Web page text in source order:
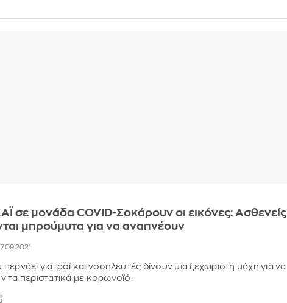
σε μονάδα COVID-Σοκάρουν οι εικόνες: Ασθενείς
μπρούμυτα για να αναπνέουν
γιατροί και νοσηλευτές δίνουν μια ξεχωριστή μάχη για να
τα περιστατικά με κορωνοϊό.